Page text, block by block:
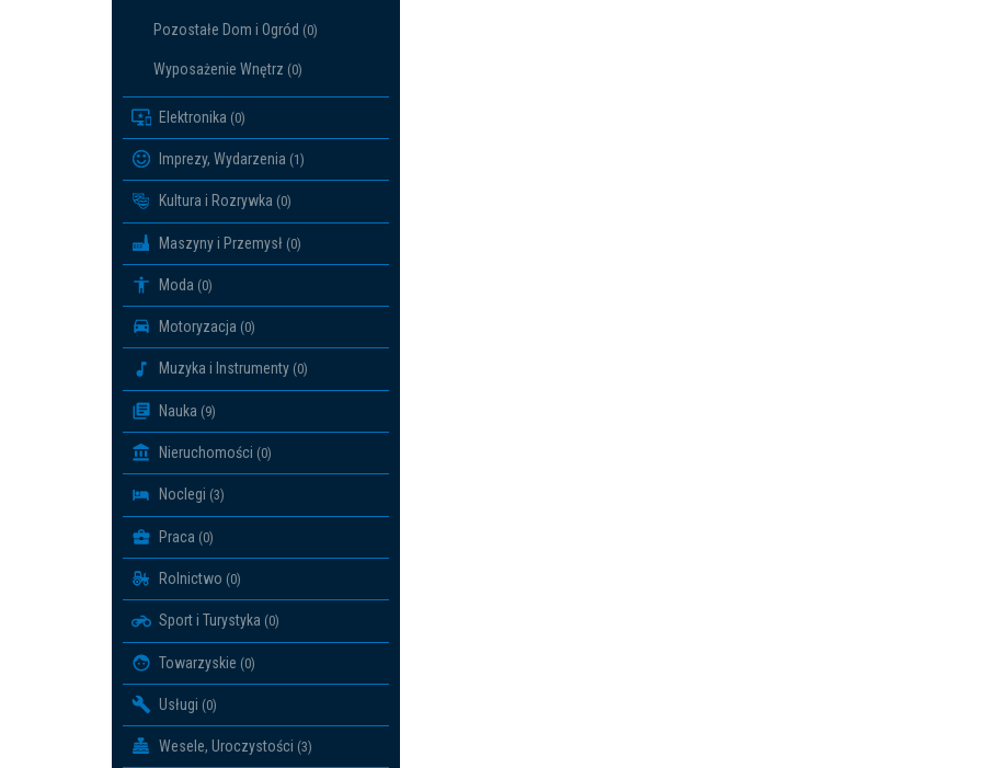
Pozostałe Dom i Ogród (0)
Wyposażenie Wnętrz (0)
Elektronika (0)
Imprezy, Wydarzenia (1)
Kultura i Rozrywka (0)
Maszyny i Przemysł (0)
Moda (0)
Motoryzacja (0)
Muzyka i Instrumenty (0)
Nauka (9)
Nieruchomości (0)
Noclegi (3)
Praca (0)
Rolnictwo (0)
Sport i Turystyka (0)
Towarzyskie (0)
Usługi (0)
Wesele, Uroczystości (3)